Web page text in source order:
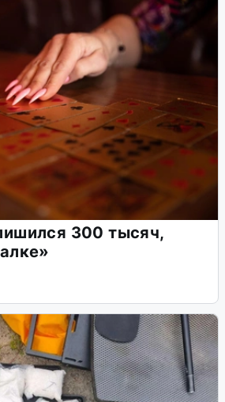
300 тысяч,